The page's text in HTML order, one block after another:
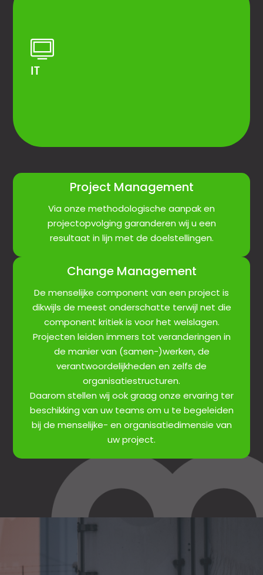
IT
Project Management
Via onze methodologische aanpak en
projectopvolging garanderen wij u een
resultaat in lijn met de doelstellingen.
Change Management
De menselijke component van een project is
dikwijls de meest onderschatte terwijl net die
component kritiek is voor het welslagen.
Projecten leiden immers tot veranderingen in
de manier van (samen-)werken, de
verantwoordelijkheden en zelfs de
organisatiestructuren.
Daarom stellen wij ook graag onze ervaring ter
beschikking van uw teams om u te begeleiden
bij de menselijke- en organisatiedimensie van
uw project.